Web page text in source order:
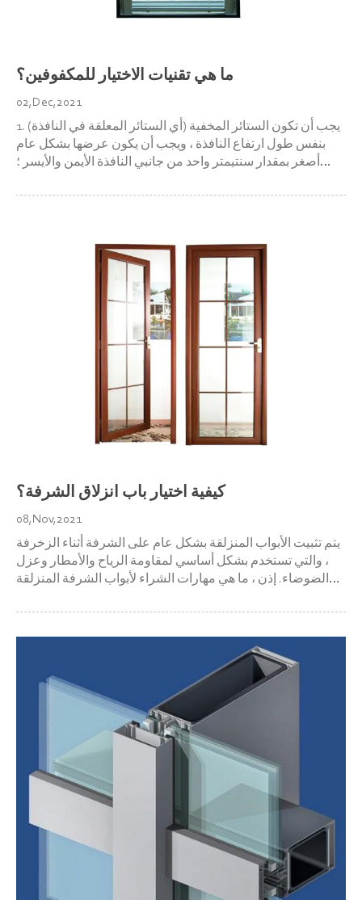
ما هي تقنيات الاختيار للمكفوفين؟
02,Dec,2021
1. يجب أن تكون الستائر المخفية (أي الستائر المعلقة في النافذة)
بنفس طول ارتفاع النافذة ، ويجب أن يكون عرضها بشكل عام
أصغر بمقدار سنتيمتر واحد من جانبي النافذة الأيمن والأيسر ؛
الطول الخارجي للنافذة أطول بمقدار 10 سم من ارتفاع النافذة ،
كيفية اختيار باب انزلاق الشرفة؟
08,Nov,2021
يتم تثبيت الأبواب المنزلقة بشكل عام على الشرفة أثناء الزخرفة
، والتي تستخدم بشكل أساسي لمقاومة الرياح والأمطار وعزل
الضوضاء. إذن ، ما هي مهارات الشراء لأبواب الشرفة المنزلقة
ظروف الإضاءة ؛ بشكل عام في الغرف ذات الشرفات ، تأثير